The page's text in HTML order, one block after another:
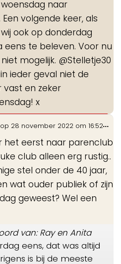
naar
volgende keer, als
ook op donderdag
eens te beleven. Voor nu
mogelijk. @Stelletje30
ieder geval niet de
vast en zeker
x
28 november 2022 om 16:52
het eerst naar parenclub
club alleen erg rustig..
stel onder de 40 jaar,
wat ouder publiek of zijn
geweest? Wel een
van: Ray en Anita
eens, dat was altijd
is bij de meeste
...